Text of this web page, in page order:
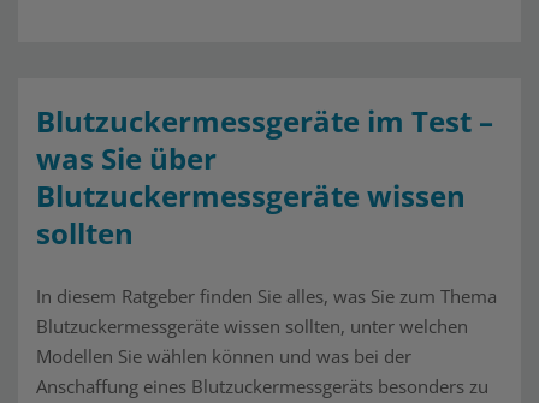
Blutzuckermessgeräte im Test –
was Sie über
Blutzuckermessgeräte wissen
sollten
In diesem Ratgeber finden Sie alles, was Sie zum Thema
Blutzuckermessgeräte wissen sollten, unter welchen
Modellen Sie wählen können und was bei der
Anschaffung eines Blutzuckermessgeräts besonders zu